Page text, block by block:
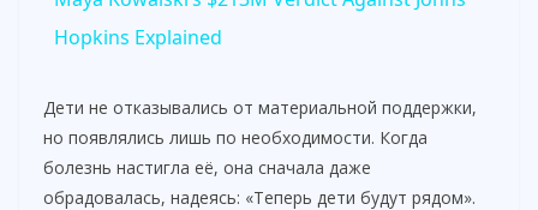
y
V
Hopkins Explained
Дети не отказывались от материальной поддержки,
но появлялись лишь по необходимости. Когда
болезнь настигла её, она сначала даже
обрадовалась, надеясь: «Теперь дети будут рядом».